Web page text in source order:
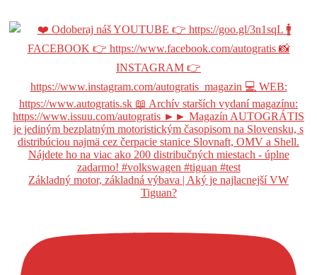
Základný motor, základná výbava | Aký je najlacnejší VW
Tiguan?